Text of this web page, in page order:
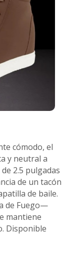
cómodo, el
y neutral a
2.5 pulgadas
de un tacón
de baile.
de Fuego—
mantiene
Disponible